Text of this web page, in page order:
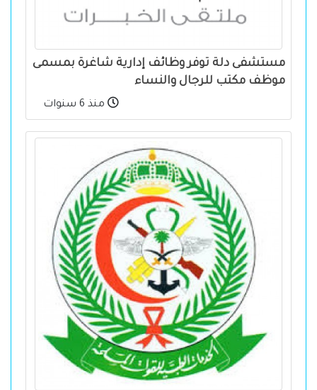
مستشفى دلة توفر وظائف إدارية شاغرة بمسمى
موظف مكتب للرجال والنساء
منذ 6 سنوات